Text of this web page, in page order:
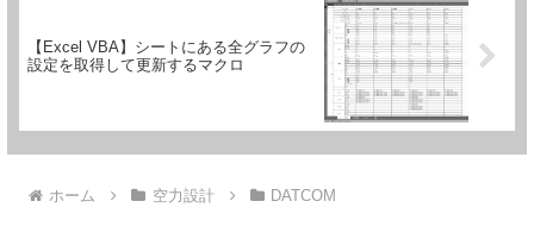
【Excel VBA】シートにある全グラフの
設定を取得して更新するマクロ
ホーム 空力設計 DATCOM